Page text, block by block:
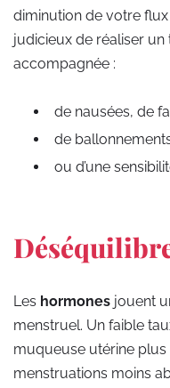
diminution de votre
judicieux de réaliser
accompagnée :
de nausées, de
de
ou d’une
Les hormones jouent
menstruel. Un faible
muqueuse utérine plus
menstruations moins